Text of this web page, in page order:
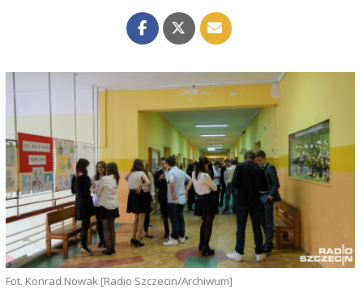
Fot. Konrad Nowak [Radio Szczecin/Archiwum]